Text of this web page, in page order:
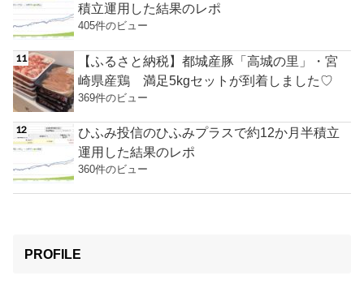
積立運用した結果のレポ
405件のビュー
【ふるさと納税】都城産豚「高城の里」・宮
崎県産鶏 満足5kgセットが到着しました♡
369件のビュー
ひふみ投信のひふみプラスで約12か月半積立
運用した結果のレポ
360件のビュー
PROFILE